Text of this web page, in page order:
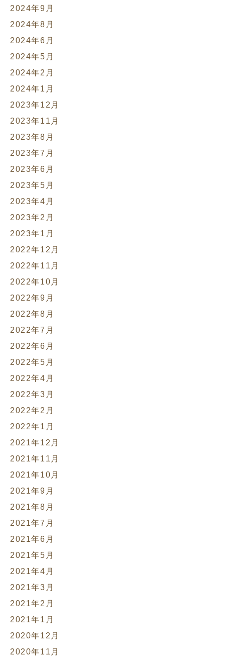
2024年9月
2024年8月
2024年6月
2024年5月
2024年2月
2024年1月
2023年12月
2023年11月
2023年8月
2023年7月
2023年6月
2023年5月
2023年4月
2023年2月
2023年1月
2022年12月
2022年11月
2022年10月
2022年9月
2022年8月
2022年7月
2022年6月
2022年5月
2022年4月
2022年3月
2022年2月
2022年1月
2021年12月
2021年11月
2021年10月
2021年9月
2021年8月
2021年7月
2021年6月
2021年5月
2021年4月
2021年3月
2021年2月
2021年1月
2020年12月
2020年11月